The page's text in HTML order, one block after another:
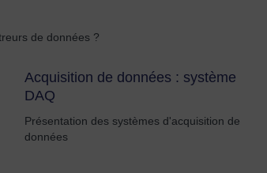
de données ?
Acquisition de données : système
DAQ
Présentation des systèmes d'acquisition de
données